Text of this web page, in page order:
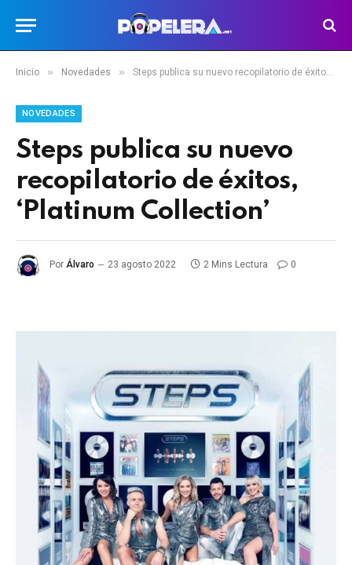
Inicio » Novedades » Steps publica su nuevo recopilatorio de éxitos, ‘Platinum Collection’
NOVEDADES
Steps publica su nuevo
recopilatorio de éxitos,
‘Platinum Collection’
Por Álvaro 23 agosto 2022 2 Mins Lectura 0